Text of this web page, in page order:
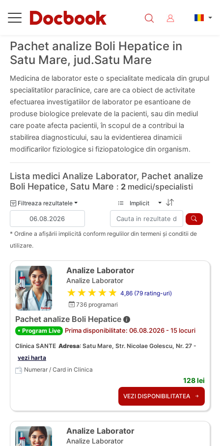
Pachet analize Boli Hepatice in
Satu Mare, jud.Satu Mare
Medicina de laborator este o specialitate medicala din grupul
specialitatilor paraclinice, care are ca obiect de activitate
efectuarea investigatiilor de laborator pe esantioane de
produse biologice prelevate de la pacienti, sau din mediul
care poate afecta pacientii, în scopul de a contribui la
stabilirea diagnosticului, sau la evidentierea dinamicii
modificarilor fiziologice si fiziopatologice din organism.
Lista medici Analize Laborator, Pachet analize
Boli Hepatice, Satu Mare : 2 medici/specialisti
Filtreaza rezultatele Implicit
* Ordine a afișării implicită conform regulilor din termeni și conditii de
utilizare.
Analize Laborator
Analize Laborator
★★★★★ 4,86 (79 rating-uri)
736 programari
Pachet analize Boli Hepatice
• Program Live Prima disponibilitate: 06.08.2026 - 15 locuri
Clinica SANTE Adresa: Satu Mare, Str. Nicolae Golescu, Nr. 27 -
vezi harta
Numerar / Card in Clinica
128 lei
VEZI DISPONIBILITATEA
Analize Laborator
Analize Laborator